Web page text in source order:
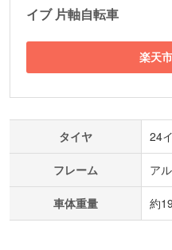
イブ 片軸自転車
楽天
タイヤ 24
フレーム ア
車体重量 約